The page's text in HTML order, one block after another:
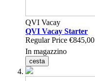
QVI Vacay
QVI Vacay Starter
Regular Price €845,00
In magazzino
cesta